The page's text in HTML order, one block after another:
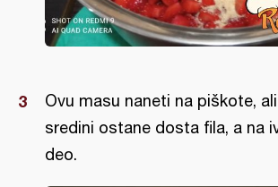
Ovu masu naneti na piškote,
sredini ostane dosta fila, a na
deo.